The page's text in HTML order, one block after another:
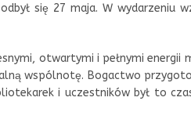
się 27 maja. W wydarzeniu
otwartymi i pełnymi energii
wspólnotę. Bogactwo
i uczestników był to